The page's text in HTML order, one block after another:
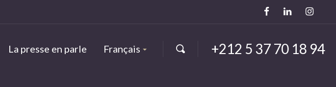
La presse en parle Français +212 5 37 70 18 94